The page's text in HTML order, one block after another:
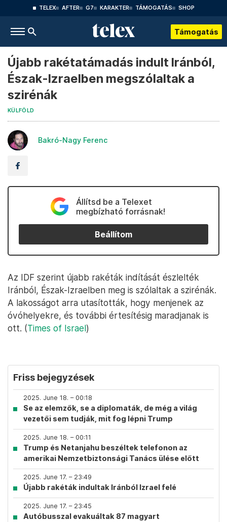
TELEX AFTER G7 KARAKTER TÁMOGATÁS SHOP
Támogatás
Újabb rakétatámadás indult Iránból,
Észak-Izraelben megszólaltak a
szirénák
KÜLFÖLD
Bakró-Nagy Ferenc
Állítsd be a Telexet
megbízható forrásnak!
Beállítom
Az IDF szerint újabb rakéták indítását észlelték
Iránból, Észak-Izraelben meg is szólaltak a szirénák.
A lakosságot arra utasították, hogy menjenek az
óvóhelyekre, és további értesítésig maradjanak is
ott. (Times of Israel)
Friss bejegyzések
2025. June 18. – 00:18
Se az elemzők, se a diplomaták, de még a világ
vezetői sem tudják, mit fog lépni Trump
2025. June 18. – 00:11
Trump és Netanjahu beszéltek telefonon az
amerikai Nemzetbiztonsági Tanács ülése előtt
2025. June 17. – 23:49
Újabb rakéták indultak Iránból Izrael felé
2025. June 17. – 23:45
Autóbusszal evakuáltak 87 magyart